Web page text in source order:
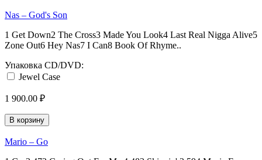
Nas ‎– God's Son
1 Get Down2 The Cross3 Made You Look4 Last Real Nigga Alive5
Zone Out6 Hey Nas7 I Can8 Book Of Rhyme..
Упаковка CD/DVD:
Jewel Case
1 900.00 ₽
В корзину
Mario ‎– Go